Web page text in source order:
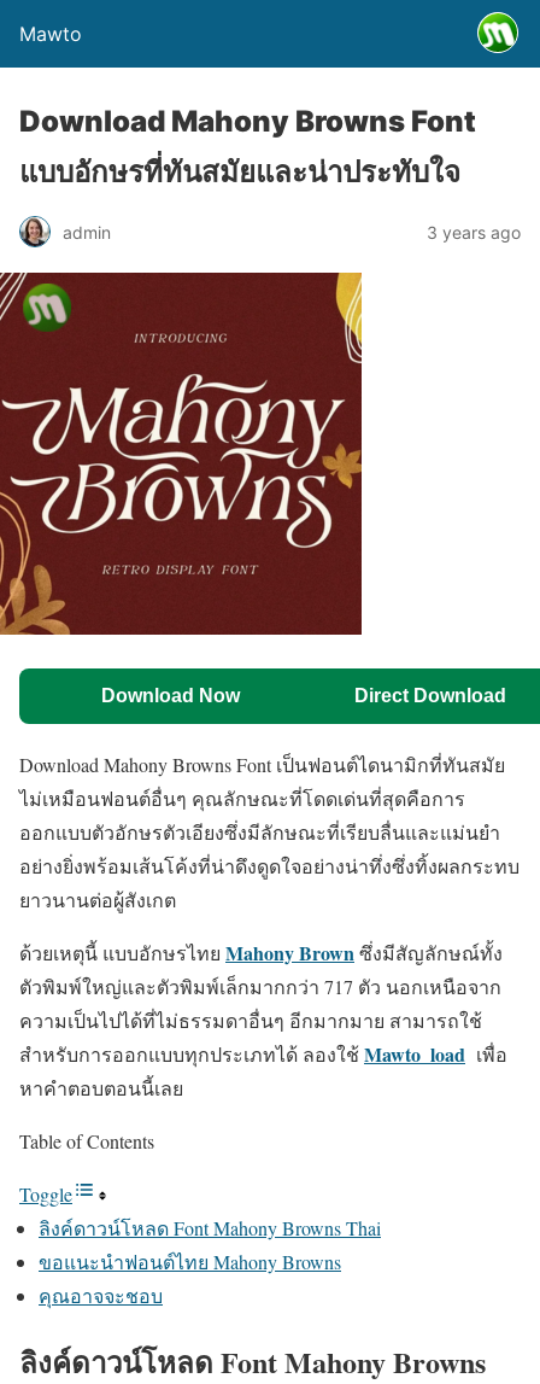
Mawto
Download Mahony Browns Font
แบบอักษรที่ทันสมัยและน่าประทับใจ
admin 3 years ago
Download Now Direct Download
Download Mahony Browns Font เป็นฟอนต์ไดนามิกที่ทันสมัย
ไม่เหมือนฟอนต์อื่นๆ คุณลักษณะที่โดดเด่นที่สุดคือการ
ออกแบบตัวอักษรตัวเอียงซึ่งมีลักษณะที่เรียบลื่นและแม่นยำ
อย่างยิ่งพร้อมเส้นโค้งที่น่าดึงดูดใจอย่างน่าทึ่งซึ่งทิ้งผลกระทบ
ยาวนานต่อผู้สังเกต
ด้วยเหตุนี้ แบบอักษรไทย Mahony Brownซึ่งมีสัญลักษณ์ทั้ง
ตัวพิมพ์ใหญ่และตัวพิมพ์เล็กมากกว่า 717 ตัว นอกเหนือจาก
ความเป็นไปได้ที่ไม่ธรรมดาอื่นๆ อีกมากมาย สามารถใช้
สำหรับการออกแบบทุกประเภทได้ ลองใช้Mawto_load เพื่อ
หาคำตอบตอนนี้เลย
Table of Contents
Toggle
ลิงค์ดาวน์โหลด Font Mahony Browns Thai
ขอแนะนำฟอนต์ไทย Mahony Browns
คุณอาจจะชอบ
ลิงค์ดาวน์โหลด Font Mahony Browns